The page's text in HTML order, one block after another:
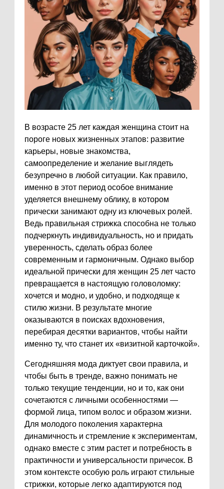
В возрасте 25 лет каждая женщина стоит на
пороге новых жизненных этапов: развитие
карьеры, новые знакомства,
самоопределение и желание выглядеть
безупречно в любой ситуации. Как правило,
именно в этот период особое внимание
уделяется внешнему облику, в котором
прически занимают одну из ключевых ролей.
Ведь правильная стрижка способна не только
подчеркнуть индивидуальность, но и придать
уверенность, сделать образ более
современным и гармоничным. Однако выбор
идеальной прически для женщин 25 лет часто
превращается в настоящую головоломку:
хочется и модно, и удобно, и подходяще к
стилю жизни. В результате многие
оказываются в поисках вдохновения,
перебирая десятки вариантов, чтобы найти
именно ту, что станет их «визитной карточкой».
Сегодняшняя мода диктует свои правила, и
чтобы быть в тренде, важно понимать не
только текущие тенденции, но и то, как они
сочетаются с личными особенностями —
формой лица, типом волос и образом жизни.
Для молодого поколения характерна
динамичность и стремление к экспериментам,
однако вместе с этим растет и потребность в
практичности и универсальности причесок. В
этом контексте особую роль играют стильные
стрижки, которые легко адаптируются под